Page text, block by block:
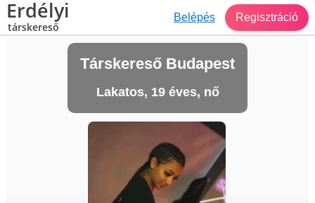
Erdélyi
társkereső
Belépés Regisztráció
Társkereső Budapest
Lakatos, 19 éves, nő